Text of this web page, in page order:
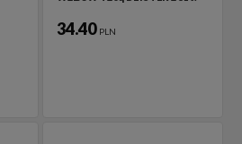
34.40 PLN